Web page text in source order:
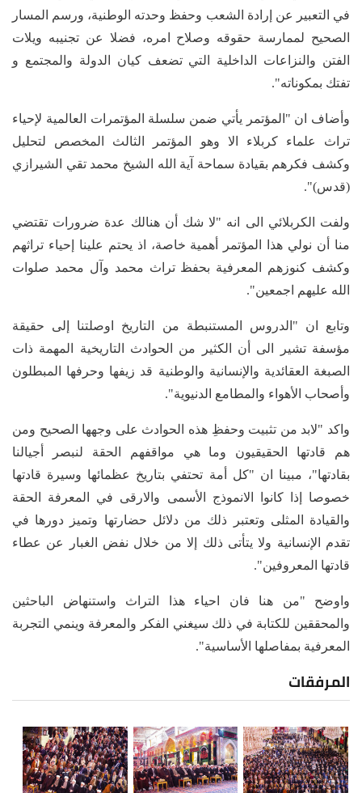
في التعبير عن إرادة الشعب وحفظ وحدته الوطنية، ورسم المسار
الصحيح لممارسة حقوقه وصلاح امره، فضلا عن تجنيبه ويلات
الفتن والنزاعات الداخلية التي تضعف كيان الدولة والمجتمع و
تفتك بمكوناته".
وأضاف ان "المؤتمر يأتي ضمن سلسلة المؤتمرات العالمية لإحياء
تراث علماء كربلاء الا وهو المؤتمر الثالث المخصص لتحليل
وكشف فكرهم بقيادة سماحة آية الله الشيخ محمد تقي الشيرازي
(قدس)".
ولفت الكربلائي الى انه "لا شك أن هنالك عدة ضرورات تقتضي
منا أن نولي هذا المؤتمر أهمية خاصة، اذ يحتم علينا إحياء تراثهم
وكشف كنوزهم المعرفية بحفظ تراث محمد وآل محمد صلوات
الله عليهم اجمعين".
وتابع ان "الدروس المستنبطة من التاريخ اوصلتنا إلى حقيقة
مؤسفة تشير الى أن الكثير من الحوادث التاريخية المهمة ذات
الصبغة العقائدية والإنسانية والوطنية قد زيفها وحرفها المبطلون
وأصحاب الأهواء والمطامع الدنيوية".
واكد "لابد من تثبيت وحفظِ هذه الحوادث على وجهها الصحيح ومن
هم قادتها الحقيقيون وما هي مواقفهم الحقة لنبصر أجيالنا
بقادتها"، مبينا ان "كل أمة تحتفي بتاريخ عظمائها وسيرة قادتها
خصوصا إذا كانوا الانموذج الأسمى والارقى في المعرفة الحقة
والقيادة المثلى وتعتبر ذلك من دلائل حضارتها وتميز دورها في
تقدم الإنسانية ولا يتأتى ذلك إلا من خلال نفض الغبار عن عطاء
قادتها المعروفين".
واوضح "‏من هنا فان احياء هذا التراث واستنهاض الباحثين
والمحققين للكتابة في ذلك سيغني الفكر والمعرفة وينمي التجربة
المعرفية بمفاصلها الأساسية".
المرفقات